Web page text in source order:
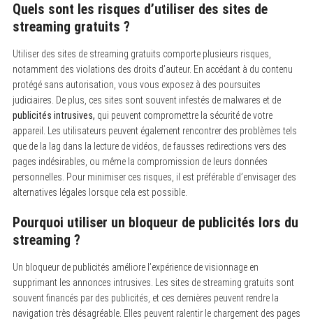
Quels sont les risques d’utiliser des sites de
streaming gratuits ?
Utiliser des sites de streaming gratuits comporte plusieurs risques,
notamment des violations des droits d’auteur. En accédant à du contenu
protégé sans autorisation, vous vous exposez à des poursuites
judiciaires. De plus, ces sites sont souvent infestés de malwares et de
publicités intrusives, qui peuvent compromettre la sécurité de votre
appareil. Les utilisateurs peuvent également rencontrer des problèmes tels
que de la lag dans la lecture de vidéos, de fausses redirections vers des
pages indésirables, ou même la compromission de leurs données
personnelles. Pour minimiser ces risques, il est préférable d’envisager des
alternatives légales lorsque cela est possible.
Pourquoi utiliser un bloqueur de publicités lors du
streaming ?
Un bloqueur de publicités améliore l’expérience de visionnage en
supprimant les annonces intrusives. Les sites de streaming gratuits sont
souvent financés par des publicités, et ces dernières peuvent rendre la
navigation très désagréable. Elles peuvent ralentir le chargement des pages